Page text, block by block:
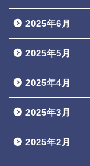
2025年6月
2025年5月
2025年4月
2025年3月
2025年2月